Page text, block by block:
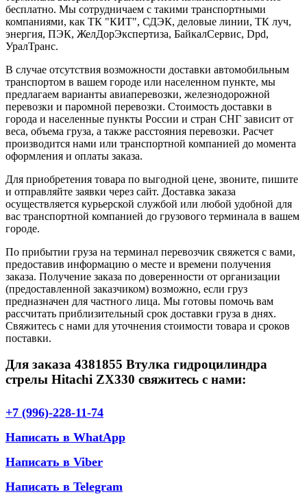
бесплатно. Мы сотрудничаем с такими транспортными
компаниями, как ТК "КИТ", СДЭК, деловые линии, ТК луч,
энергия, ПЭК, ЖелДорЭкспертиза, БайкалСервис, Dpd,
УралТранс.
В случае отсутствия возможности доставки автомобильным
транспортом в вашем городе или населенном пункте, мы
предлагаем варианты авиаперевозки, железнодорожной
перевозки и паромной перевозки. Стоимость доставки в
города и населенные пункты России и стран СНГ зависит от
веса, объема груза, а также расстояния перевозки. Расчет
производится нами или транспортной компанией до момента
оформления и оплаты заказа.
Для приобретения товара по выгодной цене, звоните, пишите
и отправляйте заявки через сайт. Доставка заказа
осуществляется курьерской службой или любой удобной для
вас транспортной компанией до грузового терминала в вашем
городе.
По прибытии груза на терминал перевозчик свяжется с вами,
предоставив информацию о месте и времени получения
заказа. Получение заказа по доверенности от организации
(предоставленной заказчиком) возможно, если груз
предназначен для частного лица. Мы готовы помочь вам
рассчитать приблизительный срок доставки груза в днях.
Свяжитесь с нами для уточнения стоимости товара и сроков
поставки.
Для заказа 4381855 Втулка гидроцилиндра
стрелы Hitachi ZX330 свяжитесь с нами:
+7 (996)-228-11-74
Написать в WhatApp
Написать в Viber
Написать в Telegram